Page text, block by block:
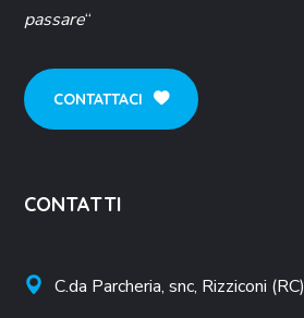
passare“
CONTATTACI
CONTATTI
C.da Parcheria, snc, Rizziconi (RC)